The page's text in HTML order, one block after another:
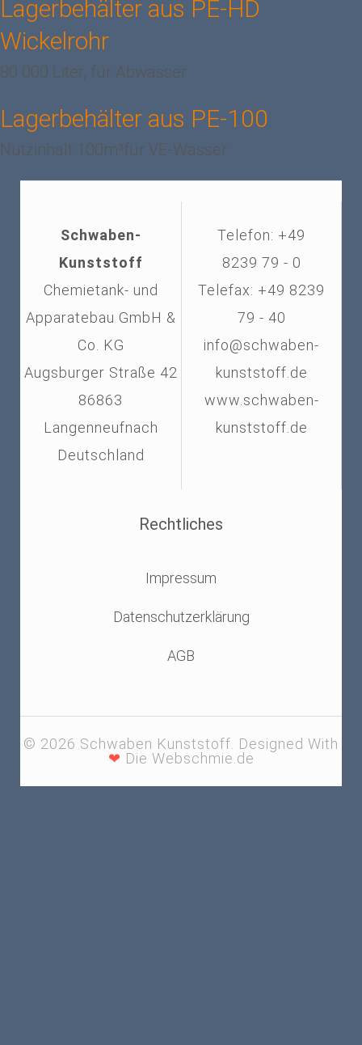
Lagerbehälter aus PE-HD
Wickelrohr
80 000 Liter, für Abwasser
Lagerbehälter aus PE-100
Nutzinhalt 100m³für VE-Wasser
Schwaben-
Kunststoff
Chemietank- und
Apparatebau GmbH &
Co. KG
Augsburger Straße 42
86863
Langenneufnach
Deutschland
Telefon: +49
8239 79 - 0
Telefax: +49 8239
79 - 40
info@schwaben-
kunststoff.de
www.schwaben-
kunststoff.de
Rechtliches
Impressum
Datenschutzerklärung
AGB
© 2026 Schwaben Kunststoff. Designed With
❤ Die Webschmie.de